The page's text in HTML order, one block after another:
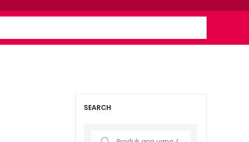
SEARCH
Search